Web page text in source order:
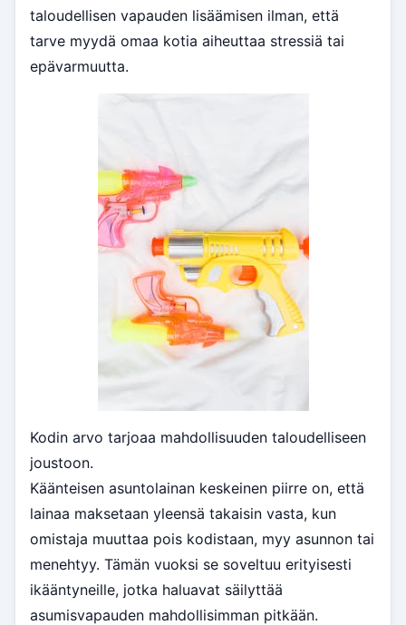
taloudellisen vapauden lisäämisen ilman, että
tarve myydä omaa kotia aiheuttaa stressiä tai
epävarmuutta.
Kodin arvo tarjoaa mahdollisuuden taloudelliseen
joustoon.
Käänteisen asuntolainan keskeinen piirre on, että
lainaa maksetaan yleensä takaisin vasta, kun
omistaja muuttaa pois kodistaan, myy asunnon tai
menehtyy. Tämän vuoksi se soveltuu erityisesti
ikääntyneille, jotka haluavat säilyttää
asumisvapauden mahdollisimman pitkään.